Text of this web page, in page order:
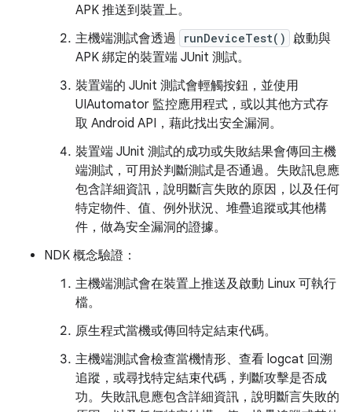
APK 推送到裝置上。
主機端測試會透過
runDeviceTest() 啟動與
APK 綁定的裝置端 JUnit 測試。
裝置端的 JUnit 測試會輕觸按鈕，並使用
UIAutomator 監控應用程式，或以其他方式存
取 Android API，藉此找出安全漏洞。
裝置端 JUnit 測試的成功或失敗結果會傳回主機
端測試，可用於判斷測試是否通過。失敗訊息應
包含詳細資訊，說明斷言失敗的原因，以及任何
特定物件、值、例外狀況、堆疊追蹤或其他構
件，做為安全漏洞的證據。
NDK 概念驗證：
主機端測試會在裝置上推送及啟動 Linux 可執行
檔。
原生程式當機或傳回特定結束代碼。
主機端測試會檢查當機情形、查看 logcat 回溯
追蹤，或尋找特定結束代碼，判斷攻擊是否成
功。失敗訊息應包含詳細資訊，說明斷言失敗的